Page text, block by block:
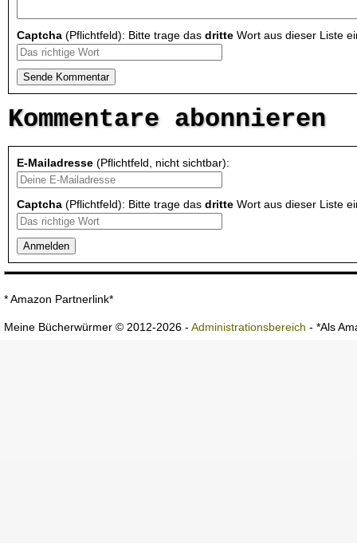
Captcha (Pflichtfeld): Bitte trage das dritte Wort aus dieser Liste
Kommentare abonnieren
E-Mailadresse (Pflichtfeld, nicht sichtbar):
Captcha (Pflichtfeld): Bitte trage das dritte Wort aus dieser Liste
* Amazon Partnerlink*
Meine Bücherwürmer © 2012-2026 - Administrationsbereich - *Als